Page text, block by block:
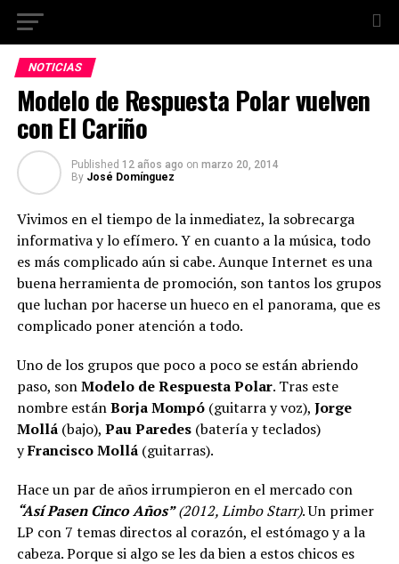
NOTICIAS
Modelo de Respuesta Polar vuelven
con El Cariño
Published 12 años ago on marzo 20, 2014
By José Domínguez
Vivimos en el tiempo de la inmediatez, la sobrecarga
informativa y lo efímero. Y en cuanto a la música, todo
es más complicado aún si cabe. Aunque Internet es una
buena herramienta de promoción, son tantos los grupos
que luchan por hacerse un hueco en el panorama, que es
complicado poner atención a todo.
Uno de los grupos que poco a poco se están abriendo
paso, sonModelo de Respuesta Polar. Tras este
nombre estánBorja Mompó(guitarra y voz), Jorge
Mollá (bajo), Pau Paredes(batería y teclados)
yFrancisco Mollá(guitarras).
Hace un par de años irrumpieron en el mercado con
“Así Pasen Cinco Años” (2012, Limbo Starr). Un primer
LP con 7 temas directos al corazón, el estómago y a la
cabeza. Porque si algo se les da bien a estos chicos es